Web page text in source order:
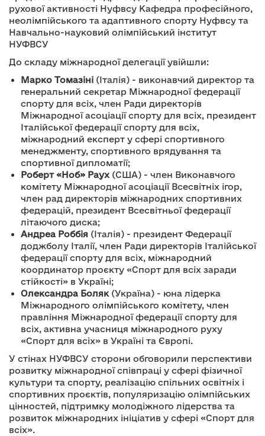
рухової активності Нуфвсу Кафедра професійного,
неолімпійського та адаптивного спорту Нуфвсу та
Навчально-науковий олімпійський інститут
НУФВСУ
До складу міжнародної делегації увійшли:
Марко Томазіні (Італія) - виконавчий директор та
генеральний секретар Міжнародної федерації
спорту для всіх, член Ради директорів
Міжнародної асоціації спорту для всіх, президент
Італійської федерації спорту для всіх,
міжнародний експерт у сфері спортивного
менеджменту, спортивного врядування та
спортивної дипломатії;
Роберт «Ноб» Раух (США) - член Виконавчого
комітету Міжнародної асоціації Всесвітніх ігор,
член рад директорів міжнародних спортивних
федерацій, президент Всесвітньої федерації
літаючого диска;
Андреа Роббія (Італія) - президент Федерації
доджболу Італії, член Ради директорів Італійської
федерації спорту для всіх, міжнародний
координатор проєкту «Спорт для всіх заради
стійкості» в Україні;
Олександра Боляк(Україна) - юна лідерка
Міжнародного олімпійського комітету, член
правління Міжнародної федерації спорту для
всіх, активна учасниця міжнародного руху
«Спорт для всіх» в Україні та Європі.
У стінах НУФВСУ сторони обговорили перспективи
розвитку міжнародної співпраці у сфері фізичної
культури та спорту, реалізацію спільних освітніх і
спортивних проєктів, популяризацію олімпійських
цінностей, підтримку молодіжного лідерства та
розвиток міжнародних ініціатив у сфері «Спорт для
всіх».